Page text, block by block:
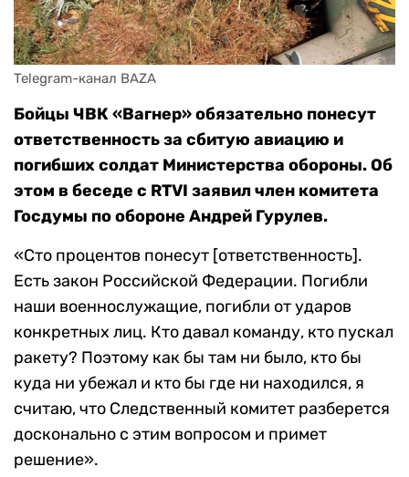
Telegram-канал BAZA
Бойцы ЧВК «Вагнер» обязательно понесут
ответственность за сбитую авиацию и
погибших солдат Министерства обороны. Об
этом в беседе с RTVI заявил член комитета
Госдумы по обороне Андрей Гурулев.
«Сто процентов понесут [ответственность].
Есть закон Российской Федерации. Погибли
наши военнослужащие, погибли от ударов
конкретных лиц. Кто давал команду, кто пускал
ракету? Поэтому как бы там ни было, кто бы
куда ни убежал и кто бы где ни находился, я
считаю, что Следственный комитет разберется
досконально с этим вопросом и примет
решение».